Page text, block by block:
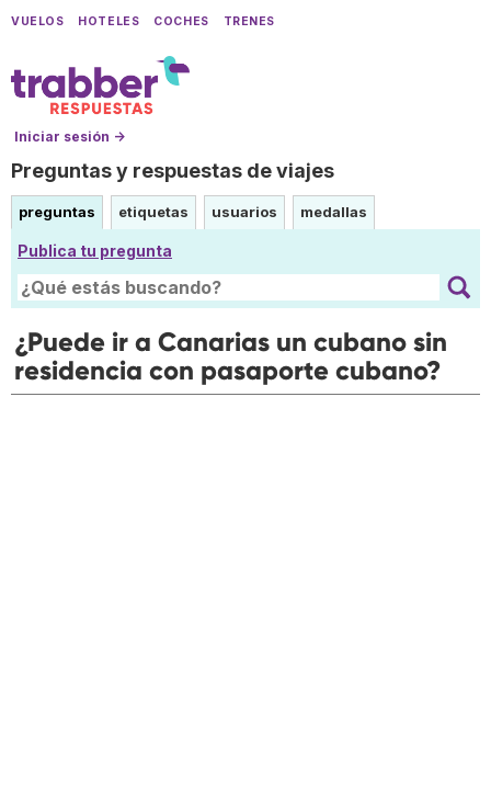
VUELOS HOTELES COCHES TRENES
Iniciar sesión →
Preguntas y respuestas de viajes
preguntas etiquetas usuarios medallas
Publica tu pregunta
¿Puede ir a Canarias un cubano sin
residencia con pasaporte cubano?